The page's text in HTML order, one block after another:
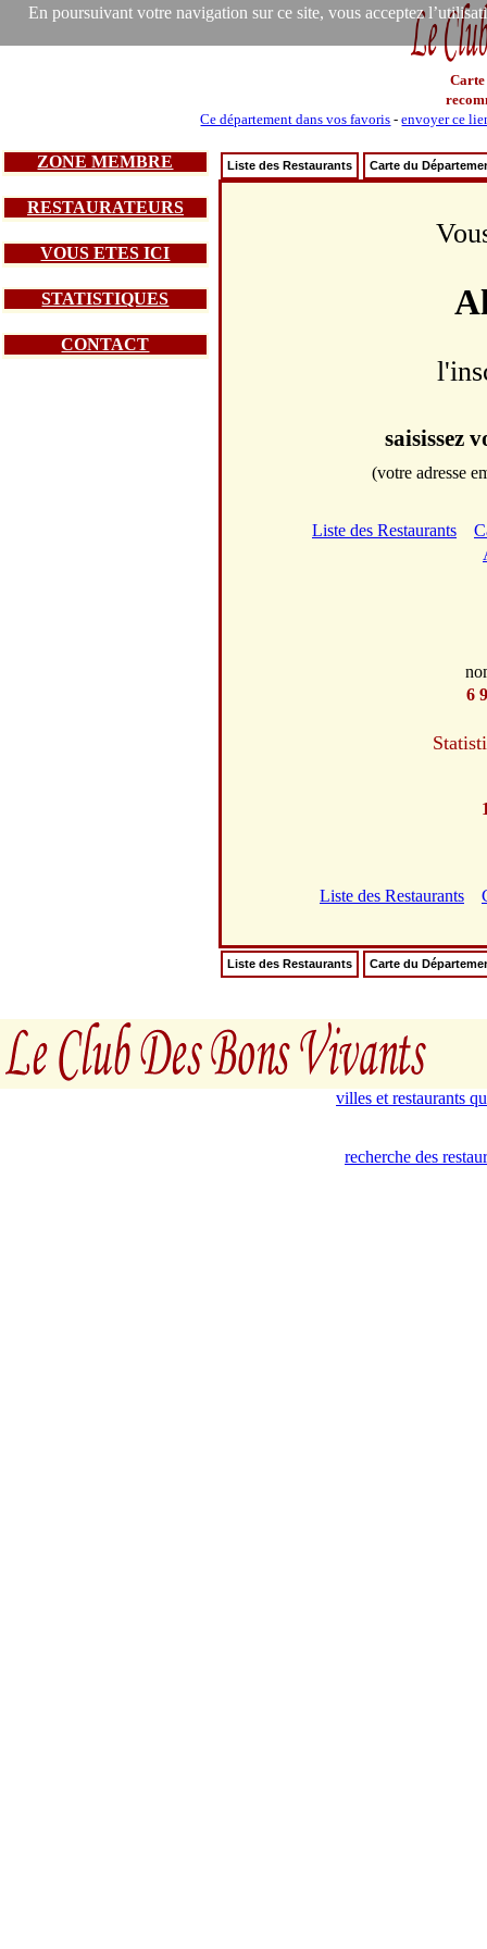
En poursuivant votre navigation sur ce site, vous acceptez
Carte
Ce département dans vos favoris -envoyer ce
ZONE MEMBRE
RESTAURATEURS
VOUS ETES ICI
STATISTIQUES
CONTACT
Liste des Restaurants Carte du
saisissez
(votre adresse
Liste des Restaurants
6
Liste des Restaurants
Liste des Restaurants Carte du
villes et restaurants
recherche des